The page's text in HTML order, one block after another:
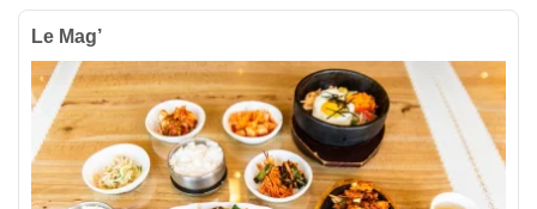
Le Mag’